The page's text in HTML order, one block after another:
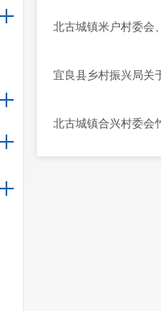
北古城镇米户村委会
宜良县乡村振兴局关
北古城镇合兴村委会